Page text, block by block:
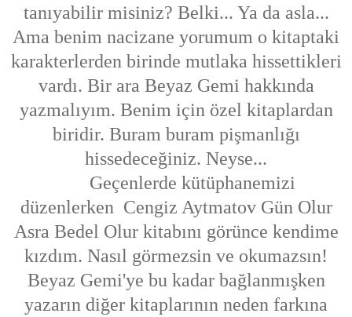
tanıyabilir misiniz? Belki... Ya da asla...
Ama benim nacizane yorumum o kitaptaki
karakterlerden birinde mutlaka hissettikleri
vardı. Bir ara Beyaz Gemi hakkında
yazmalıyım. Benim için özel kitaplardan
biridir. Buram buram pişmanlığı
hissedeceğiniz. Neyse...
Geçenlerde kütüphanemizi
düzenlerken Cengiz Aytmatov Gün Olur
Asra Bedel Olur kitabını görünce kendime
kızdım. Nasıl görmezsin ve okumazsın!
Beyaz Gemi'ye bu kadar bağlanmışken
yazarın diğer kitaplarının neden farkına